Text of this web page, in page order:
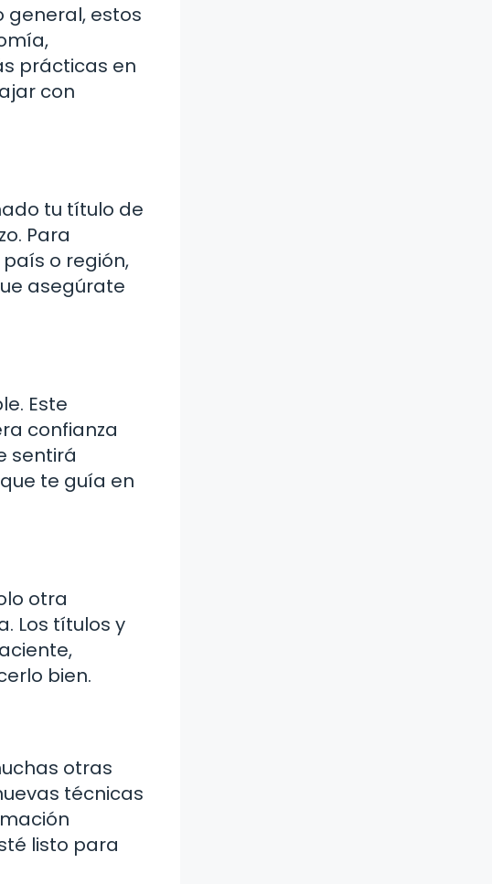
general, estos
prácticas en
con
tu título de
Para
o región,
asegúrate
Este
confianza
sentirá
te guía en
otra
Los títulos y
bien.
otras
técnicas
listo para